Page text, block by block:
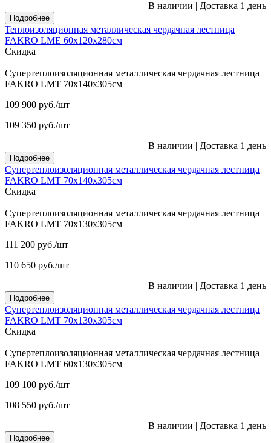
В наличии | Доставка 1 день
Подробнее
Теплоизоляционная металлическая чердачная лестница
FAKRO LME 60х120х280см
Скидка
Супертеплоизоляционная металлическая чердачная лестница
FAKRO LMT 70х140х305см
109 900 руб./шт
109 350 руб./шт
В наличии | Доставка 1 день
Подробнее
Супертеплоизоляционная металлическая чердачная лестница
FAKRO LMT 70х140х305см
Скидка
Супертеплоизоляционная металлическая чердачная лестница
FAKRO LMT 70х130х305см
111 200 руб./шт
110 650 руб./шт
В наличии | Доставка 1 день
Подробнее
Супертеплоизоляционная металлическая чердачная лестница
FAKRO LMT 70х130х305см
Скидка
Супертеплоизоляционная металлическая чердачная лестница
FAKRO LMT 60х130х305см
109 100 руб./шт
108 550 руб./шт
В наличии | Доставка 1 день
Подробнее